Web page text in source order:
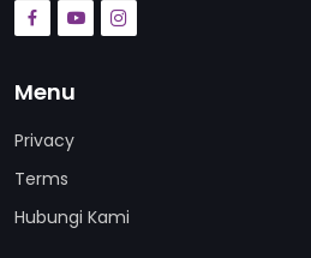
Menu
Privacy
Terms
Hubungi Kami